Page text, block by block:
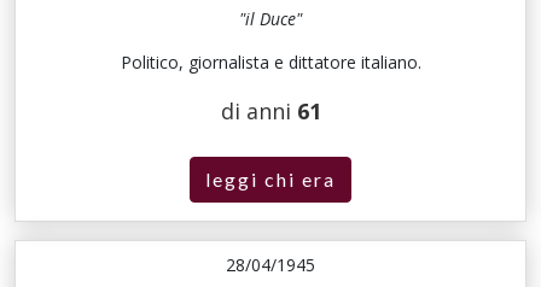
"il Duce"
Politico, giornalista e dittatore italiano.
di anni 61
leggi chi era
28/04/1945